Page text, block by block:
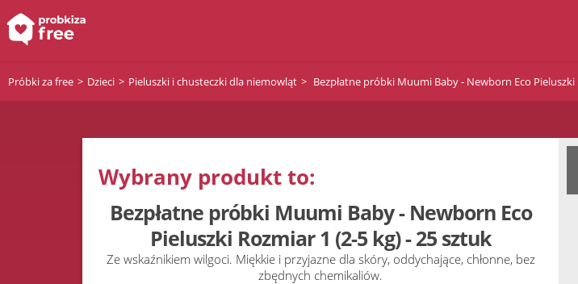
Próbki za free Dzieci Pieluszki i chusteczki dla niemowląt Bezpłatne próbki Muumi Baby - Newborn Eco Pieluszki
Wybrany produkt to:
Bezpłatne próbki Muumi Baby - Newborn Eco
Pieluszki Rozmiar 1 (2-5 kg) - 25 sztuk
Ze wskaźnikiem wilgoci. Miękkie i przyjazne dla skóry, oddychające, chłonne, bez
zbędnych chemikaliów.